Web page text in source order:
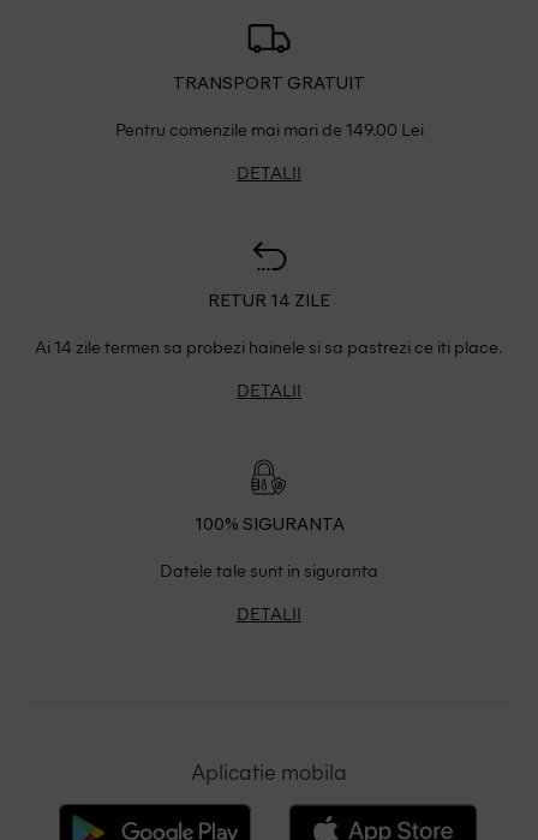
TRANSPORT GRATUIT
Pentru comenzile mai mari de 149.00 Lei
DETALII
RETUR 14 ZILE
Ai 14 zile termen sa probezi hainele si sa pastrezi ce iti place.
DETALII
100% SIGURANTA
Datele tale sunt in siguranta
DETALII
Aplicatie mobila